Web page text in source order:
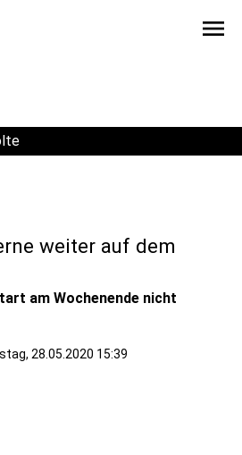
menu
weiter auf dem
am Wochenende nicht
28.05.2020 15:39